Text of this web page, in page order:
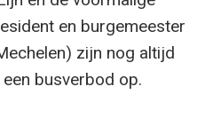
en burgemeester
zijn nog altijd
busverbod op.